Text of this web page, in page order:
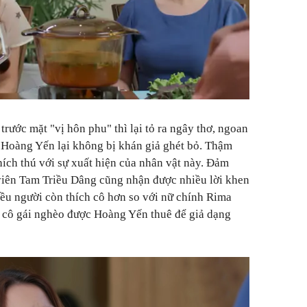
mặt "vị hôn phu" thì lại tỏ ra ngây thơ, ngoan
Yến lại không bị khán giả ghét bỏ. Thậm
thú với sự xuất hiện của nhân vật này. Đảm
Tam Triều Dâng cũng nhận được nhiều lời khen
người còn thích cô hơn so với nữ chính Rima
gái nghèo được Hoàng Yến thuê để giả dạng